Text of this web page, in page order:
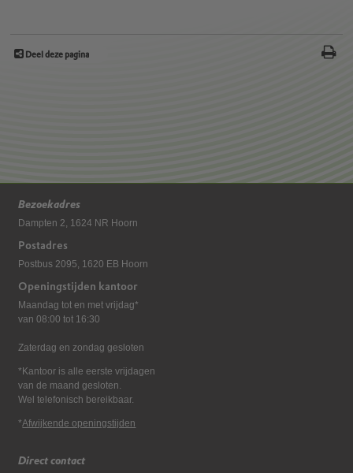
Deel deze pagina
Bezoekadres
Dampten 2, 1624 NR Hoorn
Postadres
Postbus 2095, 1620 EB Hoorn
Openingstijden kantoor
Maandag tot en met vrijdag*
van 08:00 tot 16:30
Zaterdag en zondag gesloten
*Kantoor is alle eerste vrijdagen
van de maand gesloten.
Wel telefonisch bereikbaar.
*Afwijkende openingstijden
Direct contact